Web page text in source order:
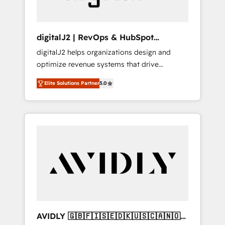
digitalJ2 | RevOps & HubSpot
Implementations
digitalJ2 helps organizations design and
optimize revenue systems that drive
scalable, predictable growth. As a triple-
accredited HubSpot Solutions Partner, we
specialize in both strategic RevOps planning
and hands-on technical execution - building
Services - Managed IT (MSP) - Franchises -
Professional Services - And more! How we
Custom integrations and workflow
Elite Solutions Partner5.0
AVIDLY 🇬🇧🇫🇮🇸🇪🇩🇰🇺🇸🇨🇦🇳🇴